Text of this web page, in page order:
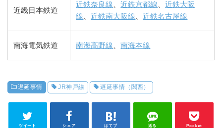
近畿日本鉄道
近鉄奈良線 、近鉄京都線 、近鉄大阪
線 、近鉄南大阪線 、近鉄名古屋線
南海電気鉄道 南海高野線 、南海本線
遅延事情 JR神戸線 遅延事情（関西）
ツイート シェア はてブ 送る Pocket